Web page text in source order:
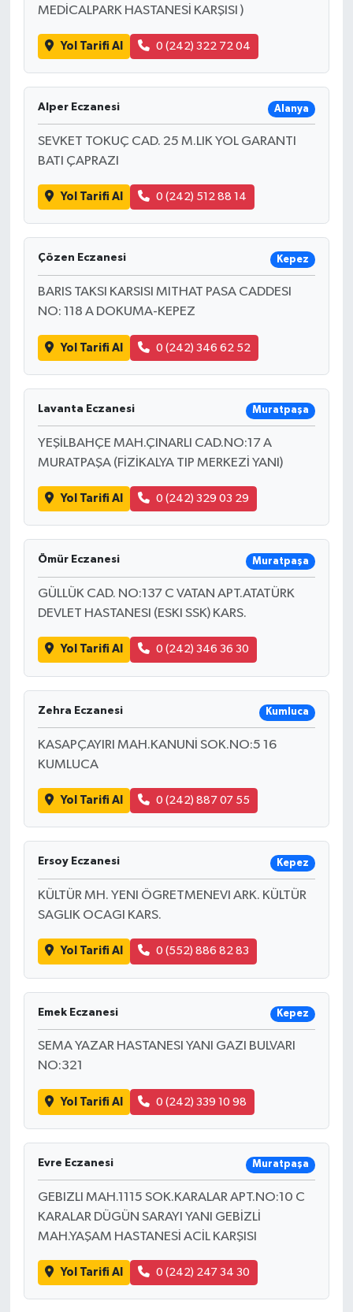
MEDİCALPARK HASTANESİ KARŞISI )
Yol Tarifi Al 0 (242) 322 72 04
Alper Eczanesi Alanya
SEVKET TOKUÇ CAD. 25 M.LIK YOL GARANTI
BATI ÇAPRAZI
Yol Tarifi Al 0 (242) 512 88 14
Çözen Eczanesi Kepez
BARIS TAKSI KARSISI MITHAT PASA CADDESI
NO: 118 A DOKUMA-KEPEZ
Yol Tarifi Al 0 (242) 346 62 52
Lavanta Eczanesi Muratpaşa
YEŞİLBAHÇE MAH.ÇINARLI CAD.NO:17 A
MURATPAŞA (FİZİKALYA TIP MERKEZİ YANI)
Yol Tarifi Al 0 (242) 329 03 29
Ömür Eczanesi Muratpaşa
GÜLLÜK CAD. NO:137 C VATAN APT.ATATÜRK
DEVLET HASTANESI (ESKI SSK) KARS.
Yol Tarifi Al 0 (242) 346 36 30
Zehra Eczanesi Kumluca
KASAPÇAYIRI MAH.KANUNİ SOK.NO:5 16
KUMLUCA
Yol Tarifi Al 0 (242) 887 07 55
Ersoy Eczanesi Kepez
KÜLTÜR MH. YENI ÖGRETMENEVI ARK. KÜLTÜR
SAGLIK OCAGI KARS.
Yol Tarifi Al 0 (552) 886 82 83
Emek Eczanesi Kepez
SEMA YAZAR HASTANESI YANI GAZI BULVARI
NO:321
Yol Tarifi Al 0 (242) 339 10 98
Evre Eczanesi Muratpaşa
GEBIZLI MAH.1115 SOK.KARALAR APT.NO:10 C
KARALAR DÜGÜN SARAYI YANI GEBİZLİ
MAH.YAŞAM HASTANESİ ACİL KARŞISI
Yol Tarifi Al 0 (242) 247 34 30